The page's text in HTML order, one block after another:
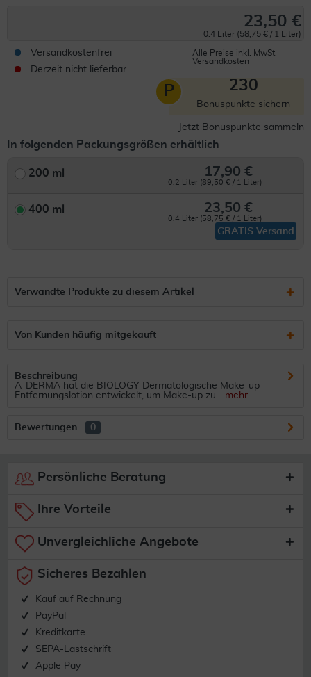
23,50 €
0.4 Liter (58,75 € / 1 Liter)
Versandkostenfrei
Derzeit nicht lieferbar
Alle Preise inkl. MwSt.
Versandkosten
P 230
Bonuspunkte sichern
Jetzt Bonuspunkte sammeln
In folgenden Packungsgrößen erhältlich
200 ml 17,90 €
0.2 Liter (89,50 € / 1 Liter)
400 ml 23,50 €
0.4 Liter (58,75 € / 1 Liter)
GRATIS Versand
Verwandte Produkte zu diesem Artikel
Von Kunden häufig mitgekauft
Beschreibung
A-DERMA hat die BIOLOGY Dermatologische Make-up
Entfernungslotion entwickelt, um Make-up zu... mehr
Bewertungen 0
Persönliche Beratung
Ihre Vorteile
Unvergleichliche Angebote
Sicheres Bezahlen
Kauf auf Rechnung
PayPal
Kreditkarte
SEPA-Lastschrift
Apple Pay